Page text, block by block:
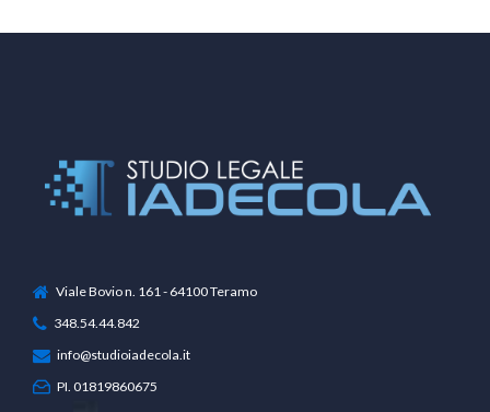
Viale Bovio n. 161 - 64100 Teramo
348.54.44.842
info@studioiadecola.it
PI. 01819860675